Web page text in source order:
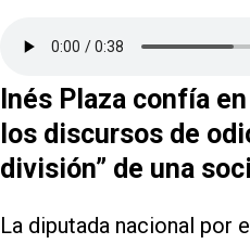
Inés Plaza confía
los discursos de
división” de una
La diputada nacional por